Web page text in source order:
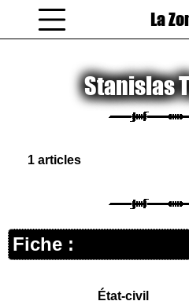
La
Stanislas
1 articles
Fiche :
État-civil